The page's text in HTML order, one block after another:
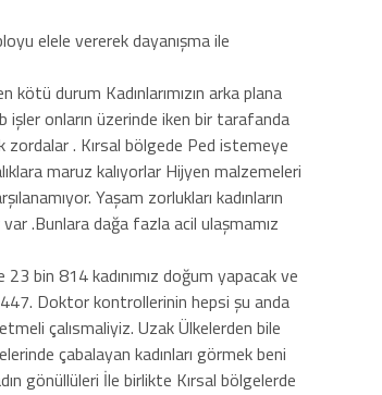
elele vererek dayanışma ile
durum Kadınlarımızın arka plana
onların üzerinde iken bir tarafanda
zordalar . Kırsal bölgede Ped istemeye
maruz kalıyorlar Hijyen malzemeleri
Yaşam zorlukları kadınların
var .Bunlara dağa fazla acil ulaşmamız
bin 814 kadınımız doğum yapacak ve
Doktor kontrollerinin hepsi şu anda
çalısmaliyiz. Uzak Ülkelerden bile
çabalayan kadınları görmek beni
gönüllüleri İle birlikte Kırsal bölgelerde